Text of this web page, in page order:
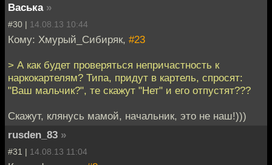
Васька »
#30 | 14.08.13 10:44
Кому: Хмурый_Сибиряк, #23
> А как будет проверяться непричастность к
наркокартелям? Типа, придут в картель, спросят:
"Ваш мальчик?", те скажут "Нет" и его отпустят???
Скажут, клянусь мамой, начальник, это не наш!)))
rusden_83 »
#31 | 14.08.13 11:04